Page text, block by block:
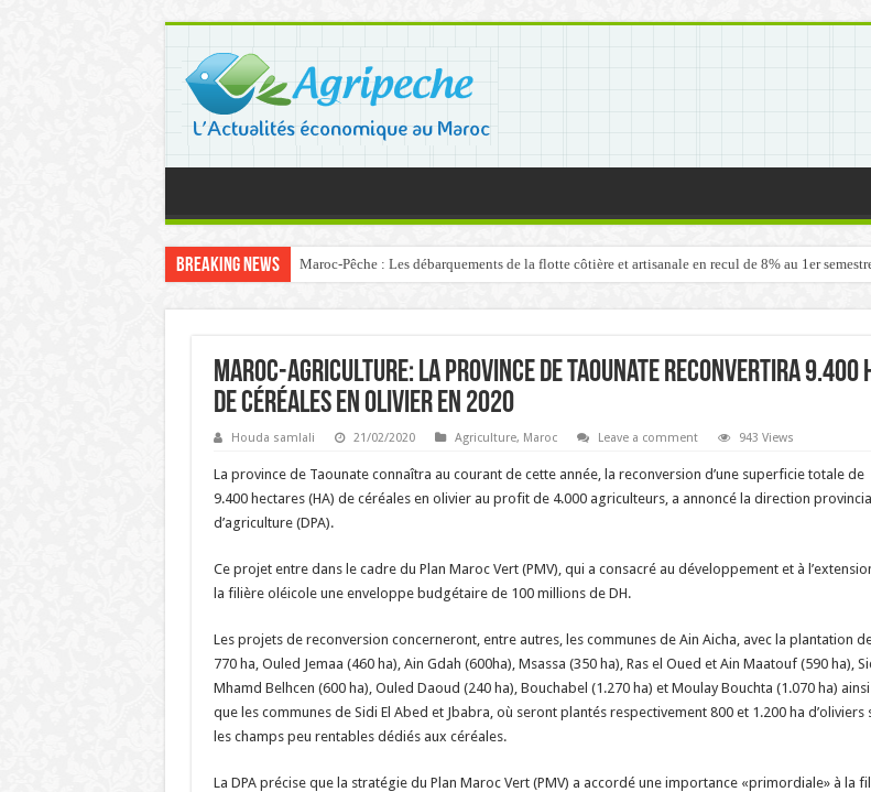
Breaking News Maroc-Pêche : Les débarquements de la flotte côtière et artisanale en recul de 8% au 1er
Maroc-Agriculture: La province de Taounate reconvertira 9.400
de céréales en olivier en 2020
Houda samlali 21/02/2020 Agriculture, Maroc Leave a comment 943 Views
La province de Taounate connaîtra au courant de cette année, la reconversion d’une superficie totale de
9.400 hectares (HA) de céréales en olivier au profit de 4.000 agriculteurs, a annoncé la direction
d’agriculture (DPA).
Ce projet entre dans le cadre du Plan Maroc Vert (PMV), qui a consacré au développement et à
la filière oléicole une enveloppe budgétaire de 100 millions de DH.
Les projets de reconversion concerneront, entre autres, les communes de Ain Aicha, avec la plantation
770 ha, Ouled Jemaa (460 ha), Ain Gdah (600ha), Msassa (350 ha), Ras el Oued et Ain Maatouf (590 ha),
Mhamd Belhcen (600 ha), Ouled Daoud (240 ha), Bouchabel (1.270 ha) et Moulay Bouchta (1.070 ha) ainsi
que les communes de Sidi El Abed et Jbabra, où seront plantés respectivement 800 et 1.200 ha d’oliviers
les champs peu rentables dédiés aux céréales.
La DPA précise que la stratégie du Plan Maroc Vert (PMV) a accordé une importance «primordiale» à la